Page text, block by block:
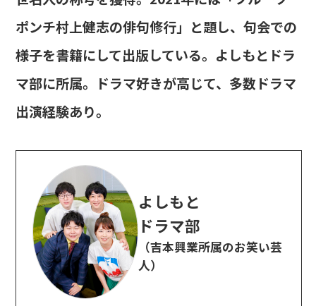
ポンチ村上健志の俳句修行」と題し、句会での
様子を書籍にして出版している。よしもとドラ
マ部に所属。ドラマ好きが高じて、多数ドラマ
出演経験あり。
よしもと
ドラマ部
（吉本興業所属のお笑い芸
人）